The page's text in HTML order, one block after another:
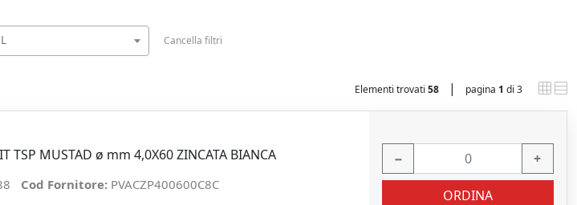
Cancella filtri
Elementi trovati 58 | pagina 1 di 3
TSP MUSTAD ø mm 4,0X60 ZINCATA BIANCA
Cod Fornitore: PVACZP400600C8C
− +
ORDINA